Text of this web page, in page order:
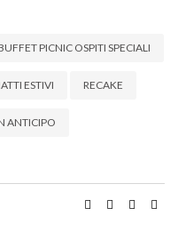
PICNIC OSPITI SPECIALI
ESTIVI RECAKE
ANTICIPO